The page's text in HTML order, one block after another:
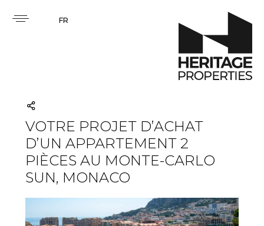
FR
VOTRE PROJET D’ACHAT
D’UN APPARTEMENT 2
PIÈCES AU MONTE-CARLO
SUN, MONACO